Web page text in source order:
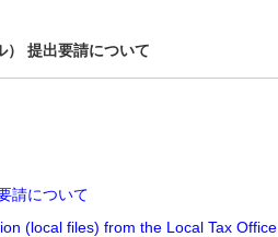
） 提出要請について
請について
(local files) from the Local Tax Office